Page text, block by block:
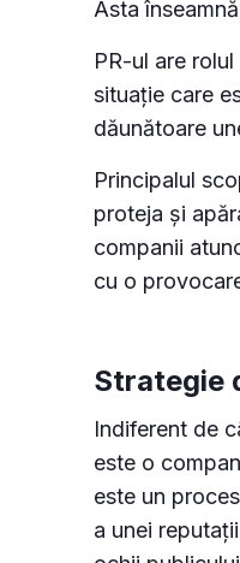
Asta
PR-ul are
situație care
dăunătoare
Principalul
proteja și
companii
cu o
Strategie
Indiferent de
este o
este un
a unei